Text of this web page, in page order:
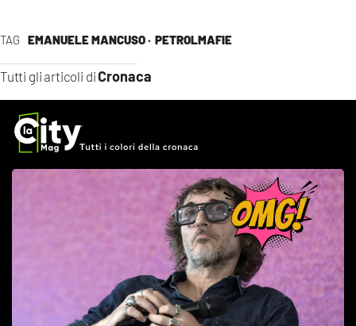
TAG EMANUELE MANCUSO · PETROLMAFIE
Tutti gli articoli diCronaca